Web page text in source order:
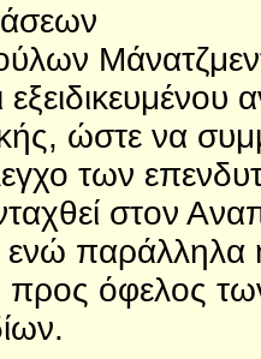
ώστε να
των
στον
ενώ
προς όφελος